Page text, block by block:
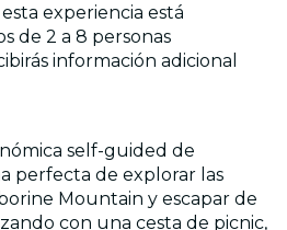
experiencia está
de 2 a 8 personas
información adicional
self-guided de
perfecta de explorar las
Mountain y escapar de
con una cesta de picnic,